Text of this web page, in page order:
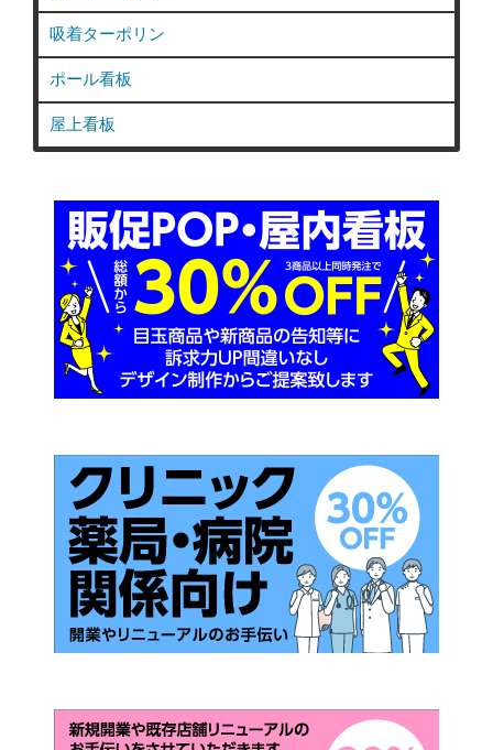
吸着ターポリン
ポール看板
屋上看板